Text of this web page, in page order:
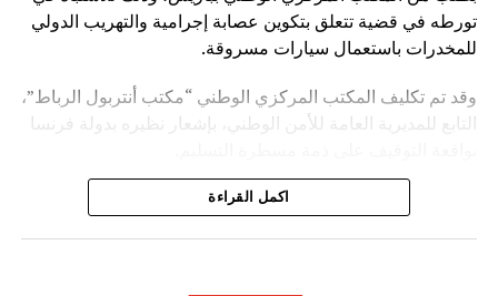
تورطه في قضية تتعلق بتكوين عصابة إجرامية والتهريب الدولي
للمخدرات باستعمال سيارات مسروقة.
وقد تم تكليف المكتب المركزي الوطني “مكتب أنتربول الرباط”،
التابع للمديرية العامة للأمن الوطني، بإشعار نظيره بدولة فرنسا
ويأتي توقيف المشتبه به في سياق التزام المصالح الأمنية
المغربية بتفعيل آليات التعاون الأمني الدولي، خصوصا ملاحقة
اكمل القراءة